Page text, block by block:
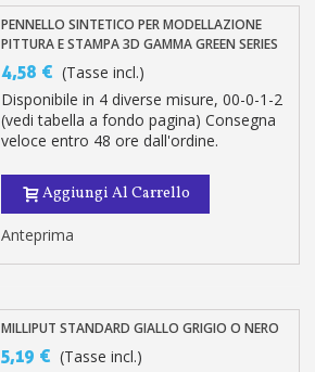
PENNELLO SINTETICO PER MODELLAZIONE
PITTURA E STAMPA 3D GAMMA GREEN SERIES
4,58 € (Tasse incl.)
Disponibile in 4 diverse misure, 00-0-1-2
(vedi tabella a fondo pagina) Consegna
veloce entro 48 ore dall'ordine.
Aggiungi Al Carrello
Anteprima
MILLIPUT STANDARD GIALLO GRIGIO O NERO
5,19 € (Tasse incl.)